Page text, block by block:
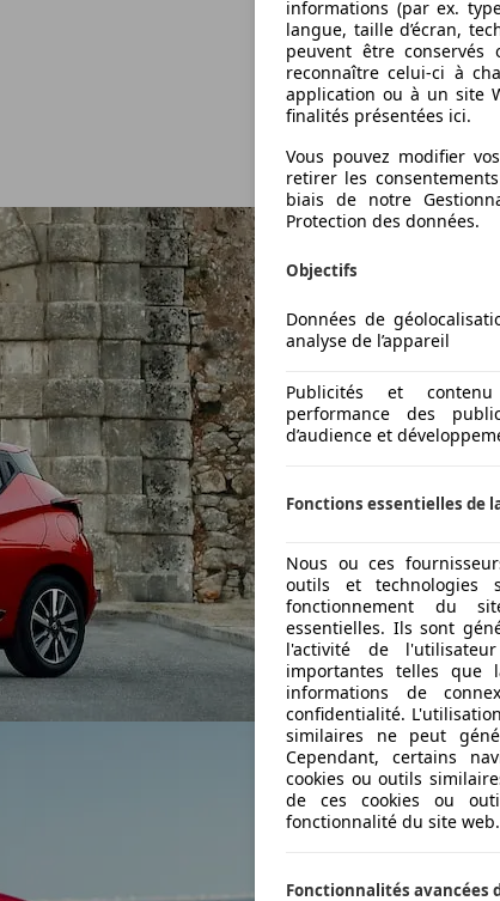
informations (par ex.
langue, taille d’écran,
peuvent être
reconnaître celui-ci à
application ou à un site
finalités présentées ici.
Vous pouvez modifier
retirer les
biais de notre
Protection des données.
Objectifs
Données de
analyse de l’appareil
Publicités et
performance des
d’audience et
Fonctions essentielles de
Nous ou ces
outils et technologies
fonctionnement du
essentielles. Ils sont
l'activité de
importantes telles que
informations de
confidentialité.
similaires ne peut
Cependant, certains
cookies ou outils
de ces cookies ou
fonctionnalité du site web.
Fonctionnalités avancées